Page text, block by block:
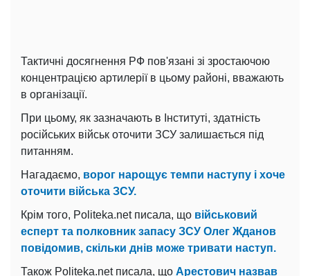
Тактичні досягнення РФ пов'язані зі зростаючою
концентрацією артилерії в цьому районі, вважають
в організації.
При цьому, як зазначають в Інституті, здатність
російських військ оточити ЗСУ залишається під
питанням.
Нагадаємо, ворог нарощує темпи наступу і хоче
оточити війська ЗСУ.
Крім того, Politeka.net писала, що військовий
есперт та полковник запасу ЗСУ Олег Жданов
повідомив, скільки днів може тривати наступ.
Також Politeka.net писала, що Арестович назвав